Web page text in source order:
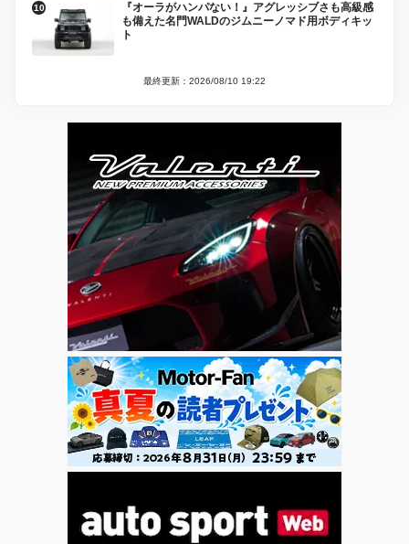
『オーラがハンパない！』アグレッシブさも高級感
も備えた名門WALDのジムニーノマド用ボディキッ
ト
最終更新：2026/08/10 19:22